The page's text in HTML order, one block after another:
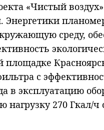
«Чистый
среду,
площадке
с
в эксплуатацию
нагрузку 270